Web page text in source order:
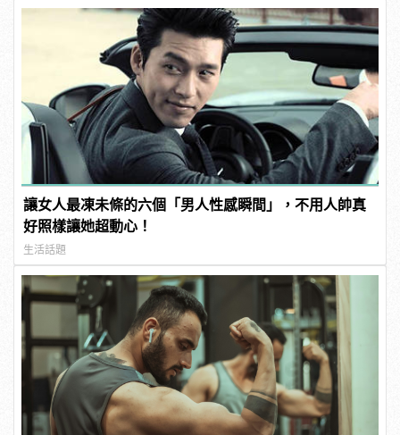
讓女人最凍未條的六個「男人性感瞬間」，不用人帥真
好照樣讓她超動心！
生活話題